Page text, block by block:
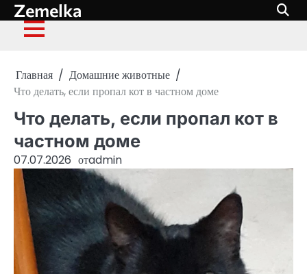
Перейти
к
содержимому
Zemelka
Главная
Домашние животные
Что делать, если пропал кот в частном доме
Что делать, если пропал кот в
частном доме
07.07.2026 отadmin